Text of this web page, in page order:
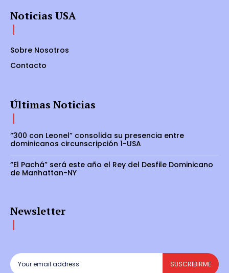
Noticias USA
Sobre Nosotros
Contacto
Últimas Noticias
“300 con Leonel” consolida su presencia entre
dominicanos circunscripción 1-USA
“El Pachá” será este año el Rey del Desfile Dominicano
de Manhattan-NY
Newsletter
SUSCRIBIRME